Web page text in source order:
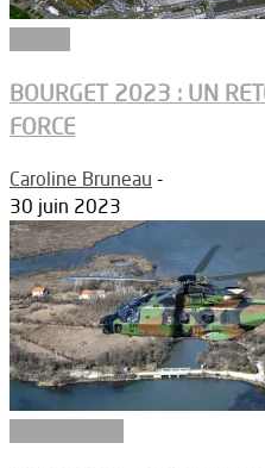
BOURGET 2023 : UN
FORCE
Caroline Bruneau -
30 juin 2023